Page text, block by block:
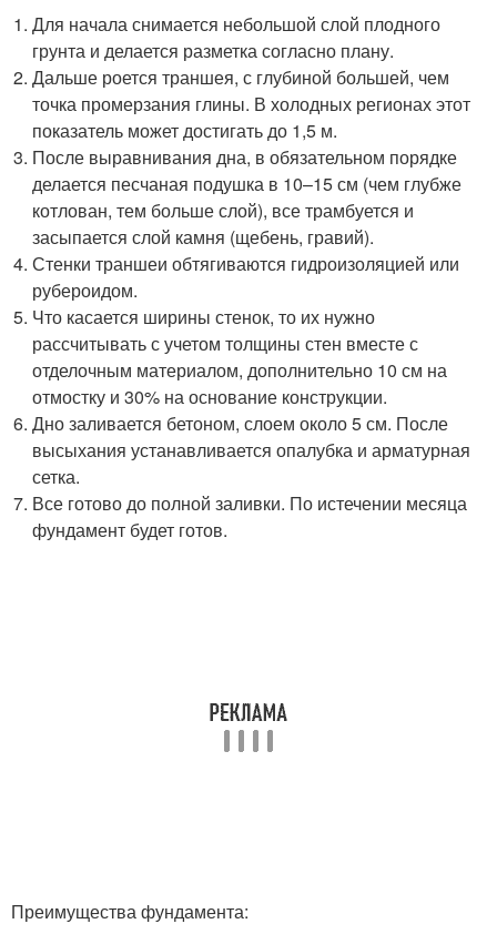
Для начала снимается небольшой слой плодного
грунта и делается разметка согласно плану.
Дальше роется траншея, с глубиной большей, чем
точка промерзания глины. В холодных регионах этот
показатель может достигать до 1,5 м.
После выравнивания дна, в обязательном порядке
делается песчаная подушка в 10–15 см (чем глубже
котлован, тем больше слой), все трамбуется и
засыпается слой камня (щебень, гравий).
Стенки траншеи обтягиваются гидроизоляцией или
рубероидом.
Что касается ширины стенок, то их нужно
рассчитывать с учетом толщины стен вместе с
отделочным материалом, дополнительно 10 см на
отмостку и 30% на основание конструкции.
Дно заливается бетоном, слоем около 5 см. После
высыхания устанавливается опалубка и арматурная
сетка.
Все готово до полной заливки. По истечении месяца
фундамент будет готов.
Преимущества фундамента: